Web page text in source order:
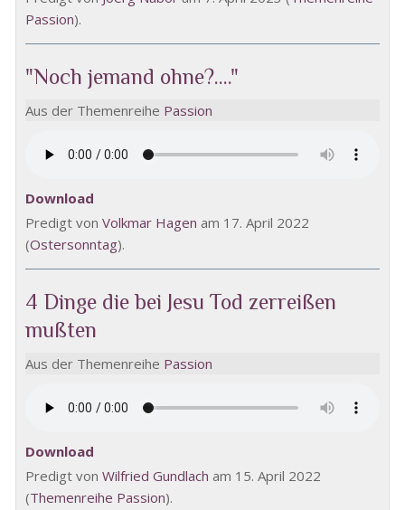
Passion).
"Noch jemand ohne?...."
Aus der Themenreihe Passion
Download
Predigt von Volkmar Hagen am 17. April 2022
(Ostersonntag).
4 Dinge die bei Jesu Tod zerreißen
mußten
Aus der Themenreihe Passion
Download
Predigt von Wilfried Gundlach am 15. April 2022
(Themenreihe Passion).